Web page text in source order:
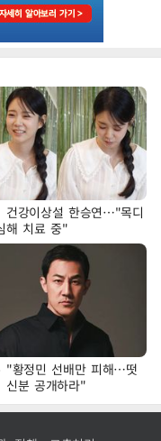
건강이상설 한승연…"목디
해 치료 중"
"황정민 선배만 피해…떳
신분 공개하라"